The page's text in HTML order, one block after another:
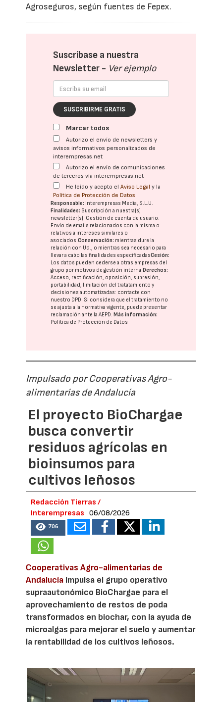
Agroseguros, según fuentes de Fepex.
Suscríbase a nuestra
Newsletter - Ver ejemplo
SUSCRIBIRME GRATIS
Marcar todos
Autorizo el envío de newsletters y
avisos informativos personalizados de
interempresas.net
Autorizo el envío de comunicaciones
de terceros vía interempresas.net
He leído y acepto elAviso Legal y la
Política de Protección de Datos
Responsable: Interempresas Media, S.L.U.
Finalidades: Suscripción a nuestra(s)
newsletter(s). Gestión de cuenta de usuario.
Envío de emails relacionados con la misma o
relativos a intereses similares o
asociados.Conservación: mientras dure la
relación con Ud., o mientras sea necesario para
llevar a cabo las finalidades especificadasCesión:
Los datos pueden cederse a otras empresas del
grupo por motivos de gestión interna. Derechos:
Acceso, rectificación, oposición, supresión,
portabilidad, limitación del tratatamiento y
decisiones automatizadas: contacte con
nuestro DPD. Si considera que el tratamiento no
se ajusta a la normativa vigente, puede presentar
reclamación ante laAEPD. Más información:
Política de Protección de Datos
Impulsado por Cooperativas Agro-
alimentarias de Andalucía
El proyecto BioChargae
busca convertir
residuos agrícolas en
bioinsumos para
cultivos leñosos
Redacción Tierras /
Interempresas
06/08/2026
706
Cooperativas Agro-alimentarias de
Andalucía impulsa el grupo operativo
supraautonómico BioChargae para el
aprovechamiento de restos de poda
transformados en biochar, con la ayuda de
microalgas para mejorar el suelo y aumentar
la rentabilidad de los cultivos leñosos.